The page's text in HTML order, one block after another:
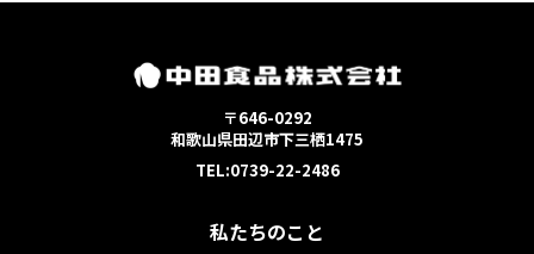
〒646-0292
和歌山県田辺市下三栖1475
TEL:0739-22-2486
私たちのこと